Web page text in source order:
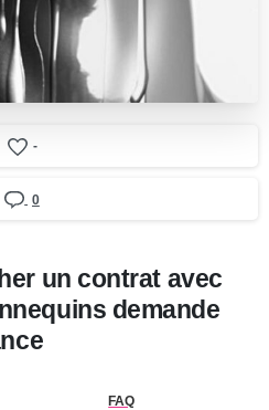
-
0
un contrat avec
demande
FAQ